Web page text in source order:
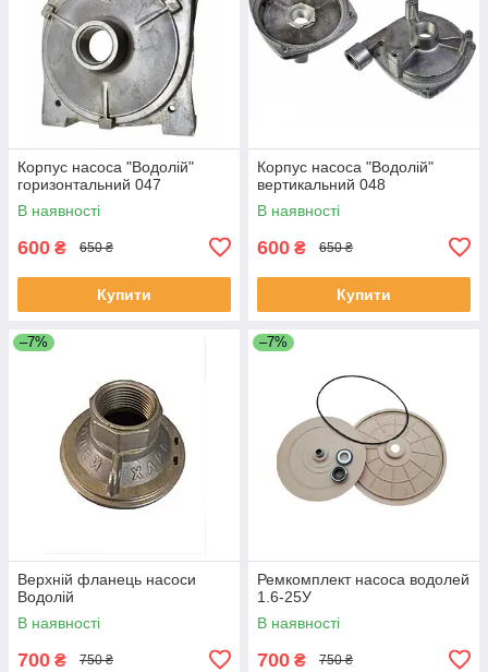
Корпус насоса "Водолій"
горизонтальний 047
В наявності
600 ₴ 650 ₴
Купити
Корпус насоса "Водолій"
вертикальний 048
В наявності
600 ₴ 650 ₴
Купити
–7%
Верхній фланець насоси
Водолій
В наявності
700 ₴ 750 ₴
–7%
Ремкомплект насоса водолей
1.6-25У
В наявності
700 ₴ 750 ₴